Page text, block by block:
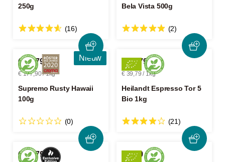
250g
(16)
Bela Vista 500g
(2)
Nieuw
€ 17,79
€ 177,90 / 1kg
Supremo Rusty Hawaii
100g
(0)
€ 39,79
€ 39,79 / 1kg
Heilandt Espresso Tor 5
Bio 1kg
(21)
€ 38,79 € 8,49